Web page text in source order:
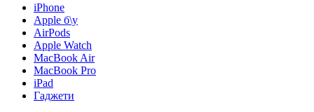
iPhone
Apple б\у
AirPods
Apple Watch
MacBook Air
MacBook Pro
iPad
Гаджети